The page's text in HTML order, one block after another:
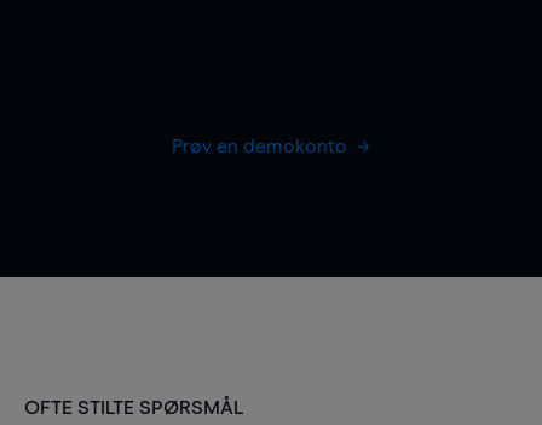
Prøv en demokonto
OFTE STILTE SPØRSMÅL